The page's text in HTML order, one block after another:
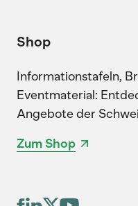
Shop
Informationstafeln,
Eventmaterial:
Angebote der
Zum Shop